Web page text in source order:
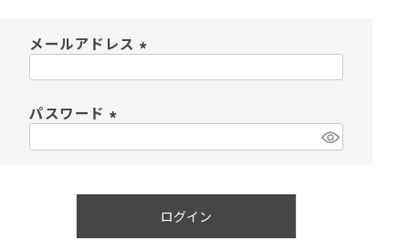
メールアドレス
パスワード
ログイン